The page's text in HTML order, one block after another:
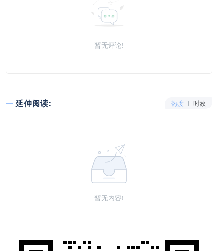
暂无评论!
延伸阅读: 热度 时效
暂无内容!